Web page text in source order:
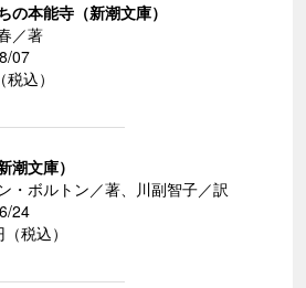
の本能寺（新潮文庫）
／著
07
込）
潮文庫）
・ボルトン／著、川副智子／訳
24
税込）